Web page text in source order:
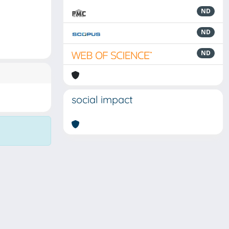
ND
ND
ND
social impact